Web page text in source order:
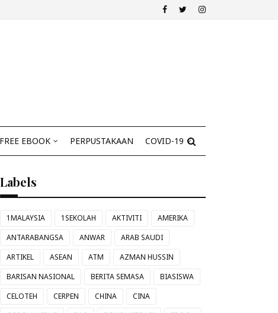
FREE EBOOK PERPUSTAKAAN COVID-19
Labels
1MALAYSIA 1SEKOLAH AKTIVITI
AMERIKA
ANTARABANGSA
ANWAR
ARAB SAUDI
ARTIKEL
ASEAN ATM
AZMAN HUSSIN
BARISAN NASIONAL
BERITA SEMASA
BIASISWA
CELOTEH
CERPEN CHINA
CINA